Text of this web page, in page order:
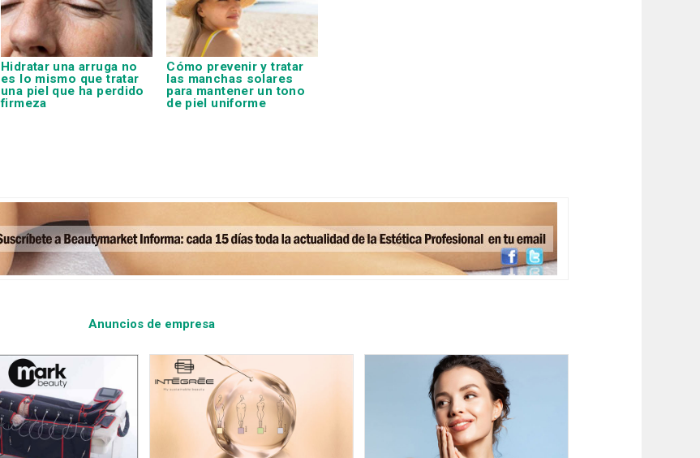
Hidratar una arruga no
es lo mismo que tratar
una piel que ha perdido
firmeza
Cómo prevenir y tratar
las manchas solares
para mantener un tono
de piel uniforme
Anuncios de empresa